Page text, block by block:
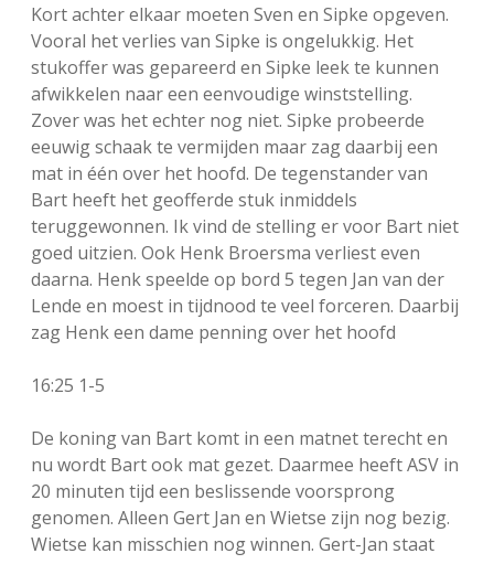
Kort achter elkaar moeten Sven en Sipke opgeven.
Vooral het verlies van Sipke is ongelukkig. Het
stukoffer was gepareerd en Sipke leek te kunnen
afwikkelen naar een eenvoudige winststelling.
Zover was het echter nog niet. Sipke probeerde
eeuwig schaak te vermijden maar zag daarbij een
mat in één over het hoofd. De tegenstander van
Bart heeft het geofferde stuk inmiddels
teruggewonnen. Ik vind de stelling er voor Bart niet
goed uitzien. Ook Henk Broersma verliest even
daarna. Henk speelde op bord 5 tegen Jan van der
Lende en moest in tijdnood te veel forceren. Daarbij
zag Henk een dame penning over het hoofd
16:25 1-5
De koning van Bart komt in een matnet terecht en
nu wordt Bart ook mat gezet. Daarmee heeft ASV in
20 minuten tijd een beslissende voorsprong
genomen. Alleen Gert Jan en Wietse zijn nog bezig.
Wietse kan misschien nog winnen. Gert-Jan staat